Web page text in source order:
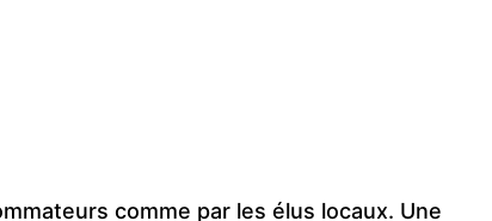
comme par les élus locaux. Une